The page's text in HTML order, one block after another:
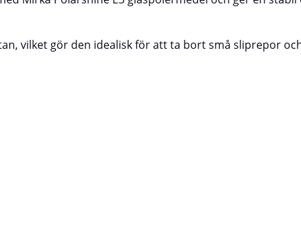
densitet och elasticitetAvlägsnar hologram och ger
färska och härdade lacker samt
polering för
klarlacker inom
vilket gör den idealisk för att ta bort små sliprepor